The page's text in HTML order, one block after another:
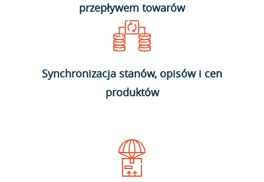
przepływem towarów
Synchronizacja stanów, opisów i cen
produktów